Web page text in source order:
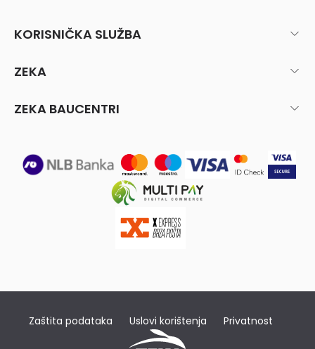
KORISNIČKA SLUŽBA
ZEKA
ZEKA BAUCENTRI
Zaštita podataka Uslovi korištenja Privatnost